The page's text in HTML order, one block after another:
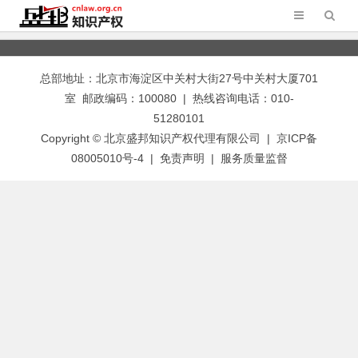
总部地址：北京市海淀区中关村大街27号中关村大厦701
室 邮政编码：100080 | 热线咨询电话：010-
51280101
Copyright © 北京盛邦知识产权代理有限公司 | 京ICP备
08005010号-4 | 免责声明 | 服务质量监督